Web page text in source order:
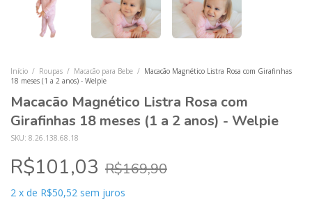
Início / Roupas / Macacão para Bebe / Macacão Magnético Listra Rosa com Girafinhas
18 meses (1 a 2 anos) - Welpie
Macacão Magnético Listra Rosa com
Girafinhas 18 meses (1 a 2 anos) - Welpie
SKU: 8.26.138.68.18
R$101,03 R$169,90
2 x de R$50,52 sem juros